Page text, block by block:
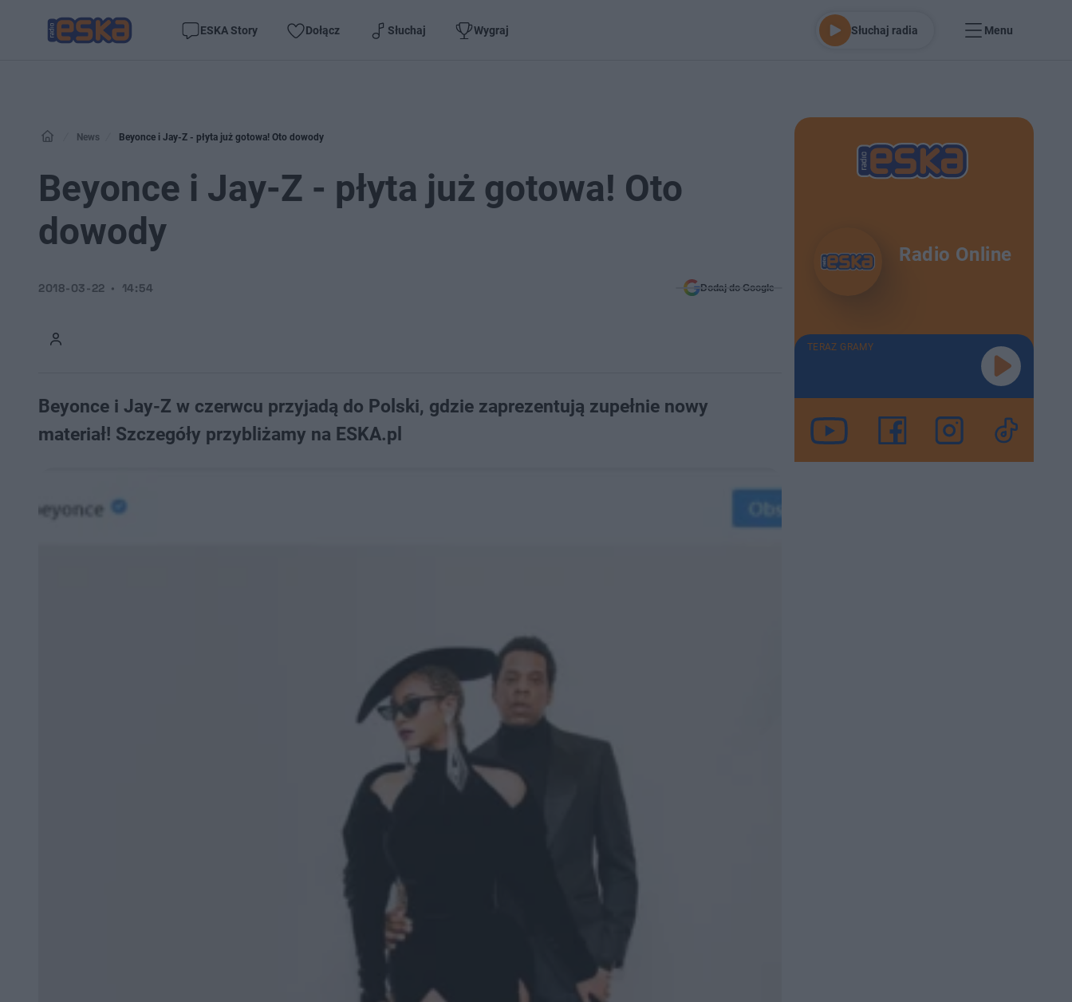
ESKA Story Dołącz Słuchaj Wygraj Słuchaj radia Menu
News Beyonce i Jay-Z - płyta już gotowa! Oto dowody
Beyonce i Jay-Z - płyta już gotowa! Oto
dowody
2018-03-22 14:54 Dodaj do Google
Beyonce i Jay-Z w czerwcu przyjadą do Polski, gdzie zaprezentują zupełnie nowy
materiał! Szczegóły przybliżamy na ESKA.pl
Radio Online
TERAZ GRAMY